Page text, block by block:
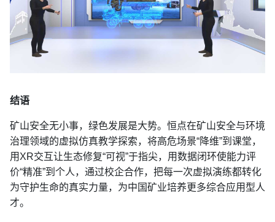
结语
矿山安全无小事，绿色发展是大势。恒点在矿山安全与环境
治理领域的虚拟仿真教学探索，将高危场景“降维”到课堂，
用XR交互让生态修复“可视”于指尖，用数据闭环使能力评
价“精准”到个人，通过校企合作，把每一次虚拟演练都转化
为守护生命的真实力量，为中国矿业培养更多综合应用型人
才。